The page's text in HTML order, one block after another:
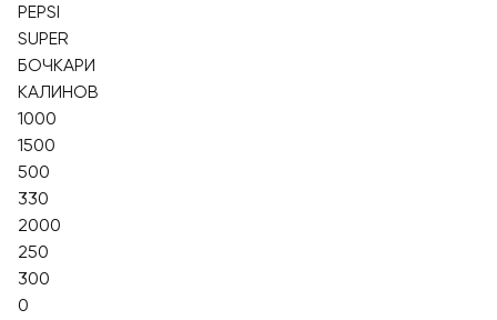
PEPSI
SUPER
БОЧКАРИ
КАЛИНОВ
1000
1500
500
330
2000
250
300
0